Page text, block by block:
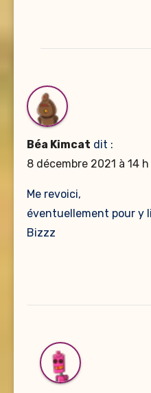
Béa Kimcat dit :
8 décembre 2021 à 14
Me revoici,
éventuellement pour y
Bizzz